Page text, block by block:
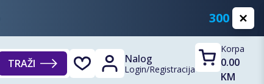
300 KM
TRAŽI Nalog
Login/Registracija
Korpa
0.00
KM